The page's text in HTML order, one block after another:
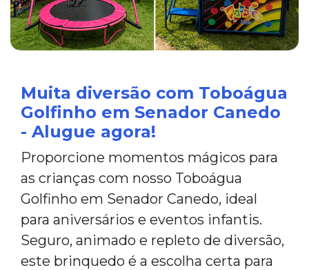
Muita diversão com Toboágua
Golfinho em Senador Canedo
- Alugue agora!
Proporcione momentos mágicos para
as crianças com nosso Toboágua
Golfinho em Senador Canedo, ideal
para aniversários e eventos infantis.
Seguro, animado e repleto de diversão,
este brinquedo é a escolha certa para